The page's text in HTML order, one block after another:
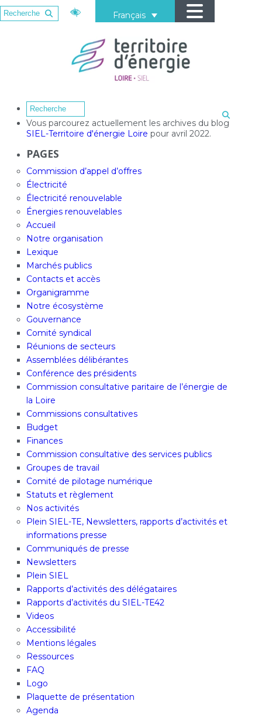
Français
Vous parcourez actuellement les archives du blog
SIEL-Territoire d'énergie Loire pour avril 2022.
PAGES
Commission d’appel d’offres
Électricité
Électricité renouvelable
Énergies renouvelables
Accueil
Notre organisation
Lexique
Marchés publics
Contacts et accès
Organigramme
Notre écosystème
Gouvernance
Comité syndical
Réunions de secteurs
Assemblées délibérantes
Conférence des présidents
Commission consultative paritaire de l’énergie de
la Loire
Commissions consultatives
Budget
Finances
Commission consultative des services publics
Groupes de travail
Comité de pilotage numérique
Statuts et règlement
Nos activités
Plein SIEL-TE, Newsletters, rapports d’activités et
informations presse
Communiqués de presse
Newsletters
Plein SIEL
Rapports d’activités des délégataires
Rapports d’activités du SIEL-TE42
Videos
Accessibilité
Mentions légales
Ressources
FAQ
Logo
Plaquette de présentation
Agenda